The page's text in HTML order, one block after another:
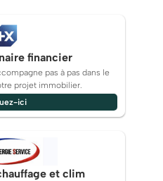
financier
pas à pas dans le
projet immobilier.
ici
et clim